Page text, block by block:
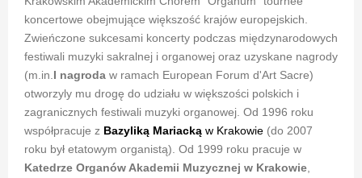
koncertowe obejmujące większość krajów europejskich.
Zwieńczone sukcesami koncerty podczas międzynarodowych
festiwali muzyki sakralnej i organowej oraz uzyskane nagrody
(m.in. I nagroda w ramach European Forum d'Art Sacre)
otworzyly mu drogę do udziału w większości polskich i
zagranicznych festiwali muzyki organowej. Od 1996 roku
współpracuje z Bazyliką Mariacką w Krakowie (do 2007
roku był etatowym organistą). Od 1999 roku pracuje w
Katedrze Organów Akademii Muzycznej w Krakowie